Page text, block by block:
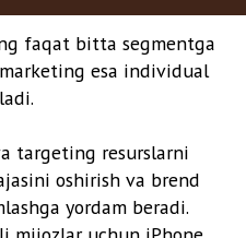
etadi.
va